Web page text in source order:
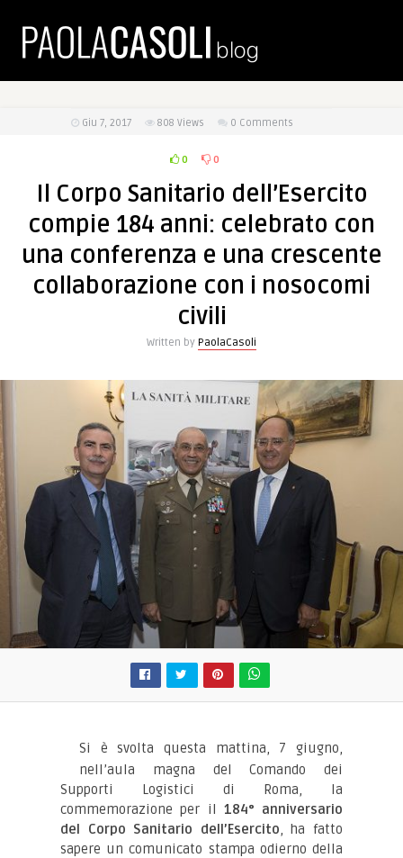
Giu 7, 2017 808 Views 0 Comments
0 0
Il Corpo Sanitario dell’Esercito
compie 184 anni: celebrato con
una conferenza e una crescente
collaborazione con i nosocomi
civili
Written by PaolaCasoli
Si è svolta questa mattina, 7 giugno,
nell’aula magna del Comando dei
Supporti Logistici di Roma, la
commemorazione per il 184° anniversario
del Corpo Sanitario dell’Esercito, ha fatto
sapere un comunicato stampa odierno della